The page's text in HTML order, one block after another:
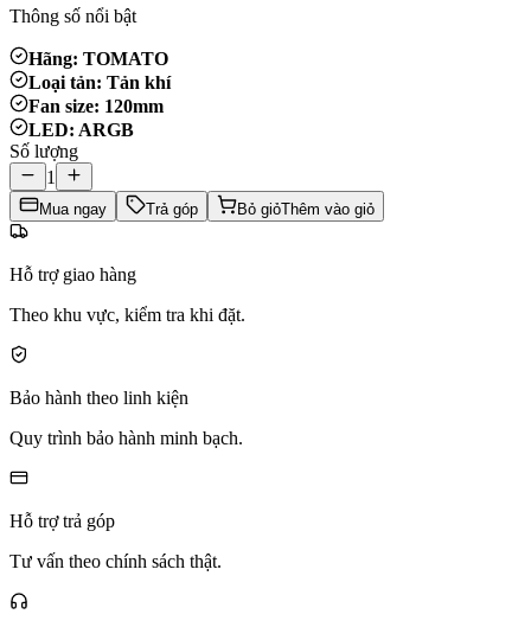
Thông số nổi bật
Hãng: TOMATO
Loại tản: Tản khí
Fan size: 120mm
LED: ARGB
Số lượng
1
Mua ngay Trả góp Bỏ giỏThêm vào giỏ
Hỗ trợ giao hàng
Theo khu vực, kiểm tra khi đặt.
Bảo hành theo linh kiện
Quy trình bảo hành minh bạch.
Hỗ trợ trả góp
Tư vấn theo chính sách thật.